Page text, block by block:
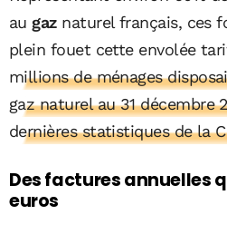
au gaznaturel français, ces
plein fouet cette envolée
millions de ménages
gaz naturel au 31 décembre
dernières statistiques de la
Des factures annuelles
euros